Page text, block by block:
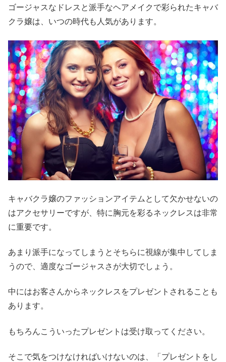
ゴージャスなドレスと派手なヘアメイクで彩られたキャバ
クラ嬢は、いつの時代も人気があります。
キャバクラ嬢のファッションアイテムとして欠かせないの
はアクセサリーですが、特に胸元を彩るネックレスは非常
に重要です。
あまり派手になってしまうとそちらに視線が集中してしま
うので、適度なゴージャスさが大切でしょう。
中にはお客さんからネックレスをプレゼントされることも
あります。
もちろんこういったプレゼントは受け取ってください。
そこで気をつけなければいけないのは、「プレゼントをし